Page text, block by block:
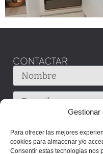
Gestionar
Para ofrecer las mejores
cookies para almacenar y/o
Consentir estas tecnologías nos
CONTACTAR